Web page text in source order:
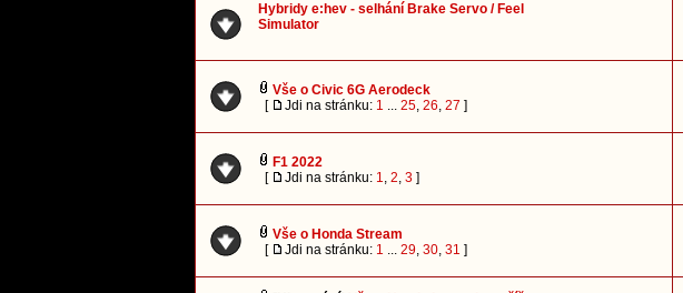
Hybridy e:hev - selhání Brake Servo / Feel
Simulator
Vše o Civic 6G Aerodeck
[
Jdi na stránku: 1 ... 25, 26, 27 ]
F1 2022
[
Jdi na stránku: 1, 2, 3 ]
Vše o Honda Stream
[
Jdi na stránku: 1 ... 29, 30, 31 ]